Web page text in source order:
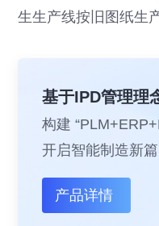
生生产线按旧图纸生
基于IPD管理理
构建
开启智能制造新篇
产品详情